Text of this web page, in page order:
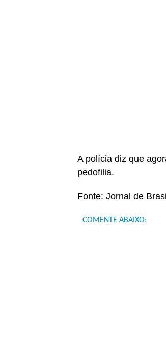
A polícia diz que
pedofilia.
Fonte: Jornal de
COMENTE ABAIXO: